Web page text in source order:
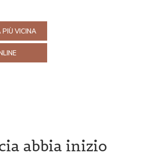
PIÙ VICINA
abbia inizio